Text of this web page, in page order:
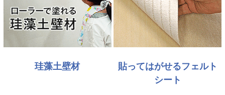
珪藻土壁材
貼ってはがせるフェルト
シート